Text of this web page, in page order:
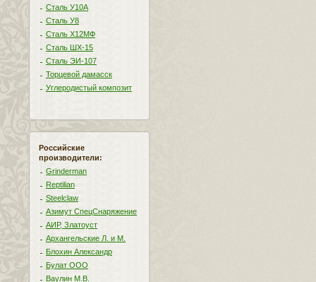
Сталь У10А
Сталь У8
Сталь Х12МФ
Сталь ШХ-15
Сталь ЭИ-107
Торцевой дамасск
Углеродистый композит
Российские
производители:
Grinderman
Reptilian
Steelclaw
Азимут СпецСнаряжение
АИР, Златоуст
Архангельские Л. и М.
Блохин Александр
Булат ООО
Ваулин М.В.